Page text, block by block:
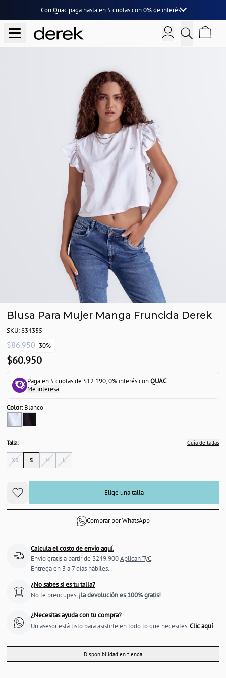
Con Quac paga hasta en 5 cuotascon0% de interés
Blusa Para Mujer Manga Fruncida Derek
SKU: 834355
$86.950 30%
$60.950
Paga en 5 cuotas de $12.190, 0% interés conQUAC.
Me interesa
Color:Blanco
Talla: Guía de tallas
XS S M L
Elige una talla
Comprar por WhatsApp
Calcula el costo de envío aquí.
Envío gratis a partir de $249.900Aplican TyC.
Entrega en 3 a 7 días hábiles.
¿No sabes si es tu talla?
No te preocupes, ¡la devolución es 100% gratis!
¿Necesitas ayuda con tu compra?
Un asesor está listo para asistirte en todo lo que necesites.Clic aquí
Disponibilidad en tienda